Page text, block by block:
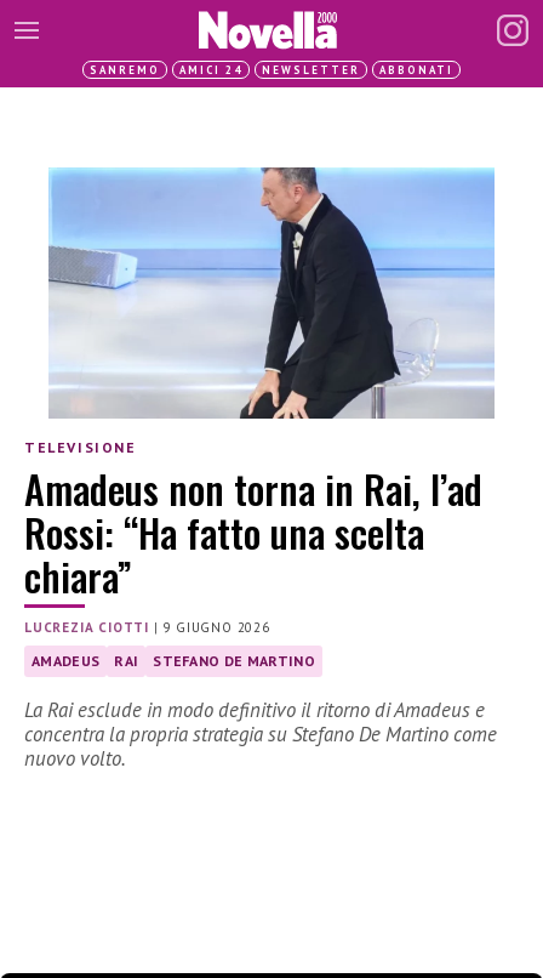
SANREMO AMICI 24 NEWSLETTER ABBONATI
TELEVISIONE
Amadeus non torna in Rai, l’ad
Rossi: “Ha fatto una scelta
chiara”
LUCREZIA CIOTTI | 9 GIUGNO 2026
AMADEUS RAI STEFANO DE MARTINO
La Rai esclude in modo definitivo il ritorno di Amadeus e
concentra la propria strategia su Stefano De Martino come
nuovo volto.